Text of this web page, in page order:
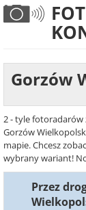
Gorzów
2 - tyle fotoradarów
Gorzów
mapie. Chcesz
wybrany wariant!
Przez